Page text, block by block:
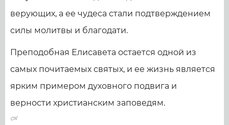
верующих, а ее чудеса стали подтверждением
силы молитвы и благодати.
Преподобная Елисавета остается одной из
самых почитаемых святых, и ее жизнь является
ярким примером духовного подвига и
верности христианским заповедям.